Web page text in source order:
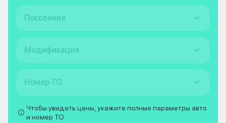
Поколение
Модификация
Номер ТО
Чтобы увидеть цены, укажите полные параметры авто
и номер ТО